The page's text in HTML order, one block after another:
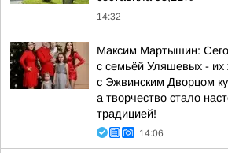
14:32
Максим Мартышин:
с семьёй Уляшевых - их
с Эжвинским Дворцом
а творчество стало
традицией!
14:06